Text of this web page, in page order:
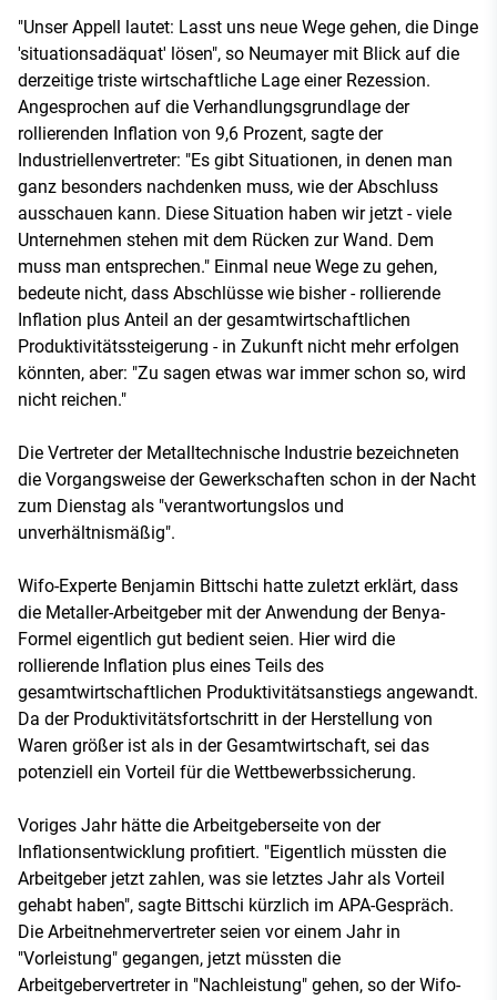
"Unser Appell lautet: Lasst uns neue Wege gehen, die Dinge
'situationsadäquat' lösen", so Neumayer mit Blick auf die
derzeitige triste wirtschaftliche Lage einer Rezession.
Angesprochen auf die Verhandlungsgrundlage der
rollierenden Inflation von 9,6 Prozent, sagte der
Industriellenvertreter: "Es gibt Situationen, in denen man
ganz besonders nachdenken muss, wie der Abschluss
ausschauen kann. Diese Situation haben wir jetzt - viele
Unternehmen stehen mit dem Rücken zur Wand. Dem
muss man entsprechen." Einmal neue Wege zu gehen,
bedeute nicht, dass Abschlüsse wie bisher - rollierende
Inflation plus Anteil an der gesamtwirtschaftlichen
Produktivitätssteigerung - in Zukunft nicht mehr erfolgen
könnten, aber: "Zu sagen etwas war immer schon so, wird
nicht reichen."
Die Vertreter der Metalltechnische Industrie bezeichneten
die Vorgangsweise der Gewerkschaften schon in der Nacht
zum Dienstag als "verantwortungslos und
unverhältnismäßig".
Wifo-Experte Benjamin Bittschi hatte zuletzt erklärt, dass
die Metaller-Arbeitgeber mit der Anwendung der Benya-
Formel eigentlich gut bedient seien. Hier wird die
rollierende Inflation plus eines Teils des
gesamtwirtschaftlichen Produktivitätsanstiegs angewandt.
Da der Produktivitätsfortschritt in der Herstellung von
Waren größer ist als in der Gesamtwirtschaft, sei das
potenziell ein Vorteil für die Wettbewerbssicherung.
Voriges Jahr hätte die Arbeitgeberseite von der
Inflationsentwicklung profitiert. "Eigentlich müssten die
Arbeitgeber jetzt zahlen, was sie letztes Jahr als Vorteil
gehabt haben", sagte Bittschi kürzlich im APA-Gespräch.
Die Arbeitnehmervertreter seien vor einem Jahr in
"Vorleistung" gegangen, jetzt müssten die
Arbeitgebervertreter in "Nachleistung" gehen, so der Wifo-